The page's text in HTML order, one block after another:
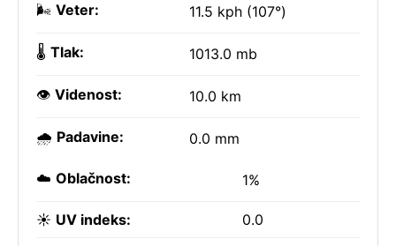
🌬️ Veter: 11.5 kph (107°)
🌡️ Tlak: 1013.0 mb
👁️ Videnost: 10.0 km
🌧️ Padavine: 0.0 mm
☁️ Oblačnost: 1%
☀️ UV indeks: 0.0